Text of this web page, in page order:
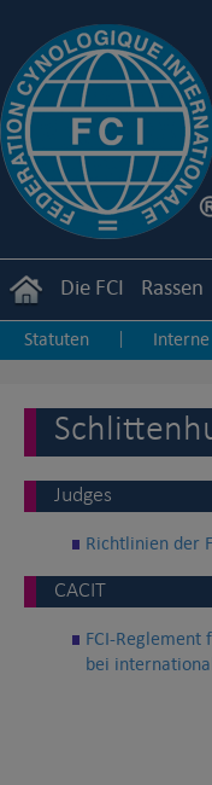
Die FCI Rassen
Statuten
Judges
Richtlinien der
CACIT
FCI-Reglement
bei